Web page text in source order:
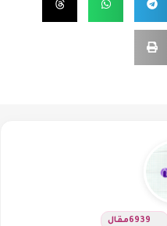
6939مقال